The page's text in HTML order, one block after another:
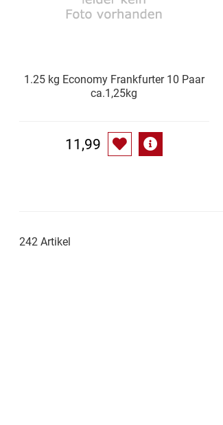
1.25 kg Economy Frankfurter 10 Paar
ca.1,25kg
11,99
242 Artikel